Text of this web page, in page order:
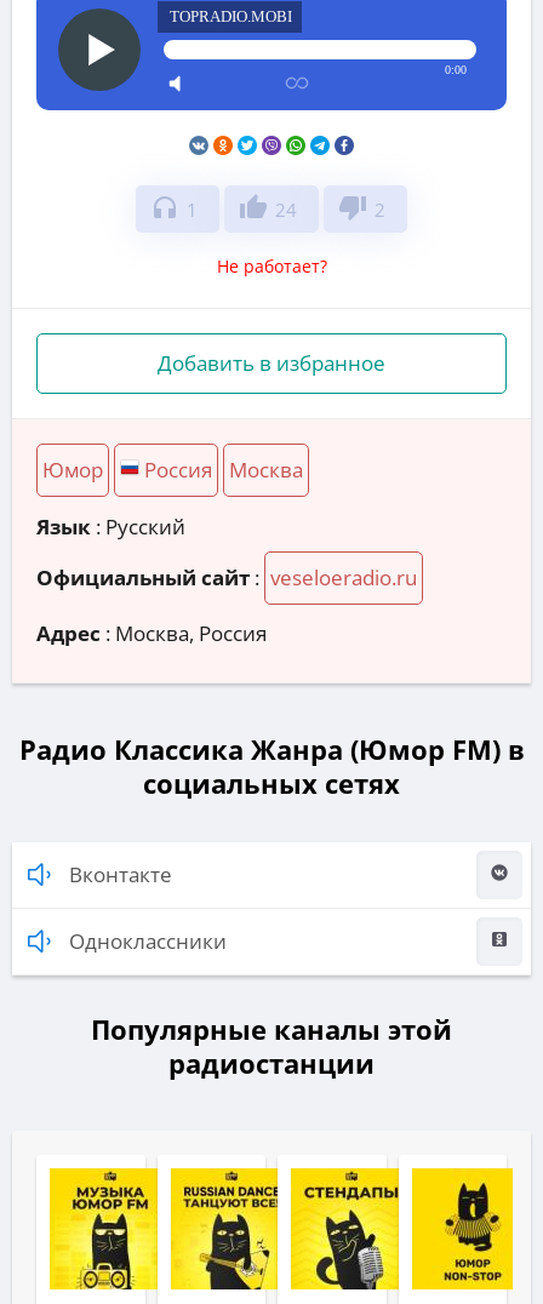
TOPRADIO.MOBI
0:00
headphones 1 thumb_up 24 thumb_down 2
Не работает?
Добавить в избранное
Юмор Россия Москва
Язык : Русский
Официальный сайт : veseloeradio.ru
Адрес : Москва, Россия
Радио Классика Жанра (Юмор FM) в
социальных сетях
Вконтакте
Одноклассники
Популярные каналы этой
радиостанции